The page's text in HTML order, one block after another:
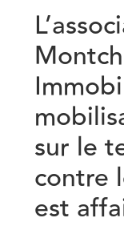
sur le
contre
est